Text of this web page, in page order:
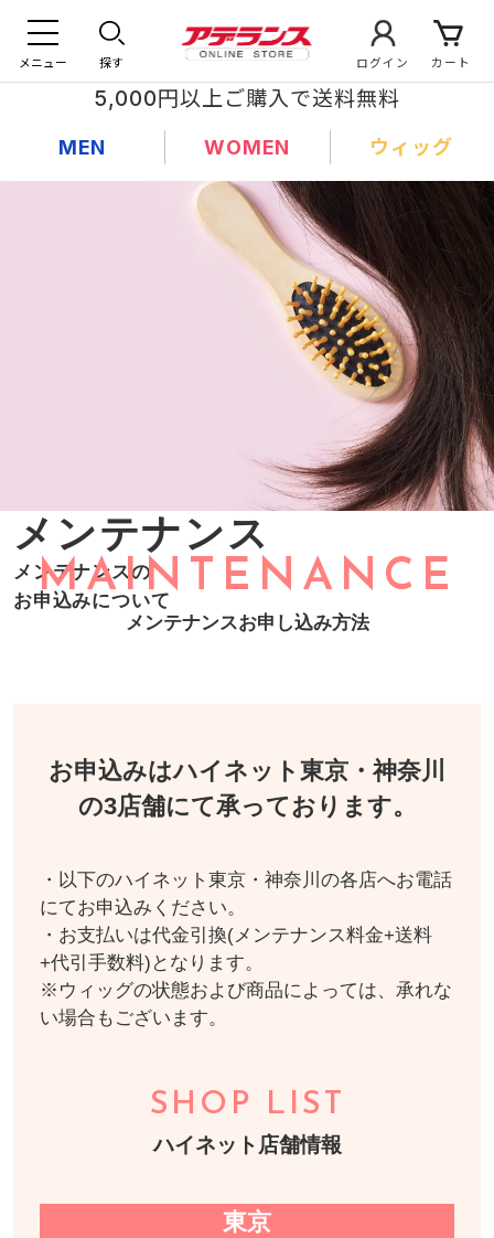
メニュー 探す ログイン カート
5,000円以上ご購入で送料無料
MEN WOMEN ウィッグ
メンテナンス
メンテナンスの
お申込みについて
MAINTENANCE
メンテナンスお申し込み方法
お申込みはハイネット東京・神奈川
の3店舗にて承っております。
・以下のハイネット東京・神奈川の各店へお電話
にてお申込みください。
・お支払いは代金引換(メンテナンス料金+送料
+代引手数料)となります。
※ウィッグの状態および商品によっては、承れな
い場合もございます。
SHOP LIST
ハイネット店舗情報
東京